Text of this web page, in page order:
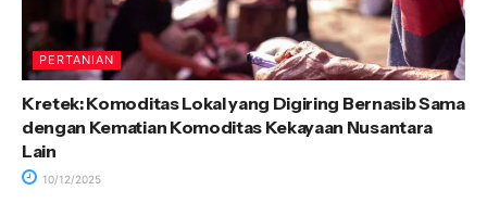
PERTANIAN
Kretek: Komoditas Lokal yang Digiring Bernasib Sama
dengan Kematian Komoditas Kekayaan Nusantara
Lain
10/12/2025